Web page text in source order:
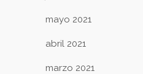
mayo 2021
abril 2021
marzo 2021